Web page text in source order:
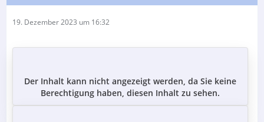
19. Dezember 2023 um 16:32
Der Inhalt kann nicht angezeigt werden, da Sie keine
Berechtigung haben, diesen Inhalt zu sehen.